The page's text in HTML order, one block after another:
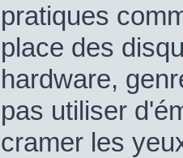
pratiques
place des
hardware,
pas utiliser
cramer les